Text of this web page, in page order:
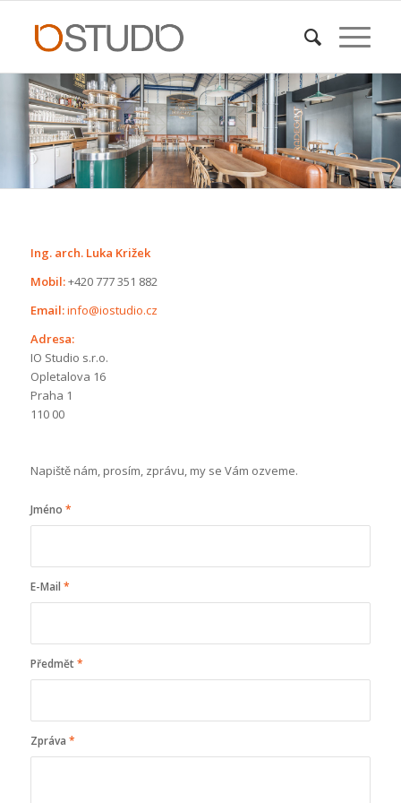
Ing. arch. Luka Križek
Mobil:+420 777 351 882
Email:info@iostudio.cz
Adresa:
IO Studio s.r.o.
Opletalova 16
Praha 1
110 00
Napiště nám, prosím, zprávu, my se Vám ozveme.
Jméno *
E-Mail *
Předmět*
Zpráva *